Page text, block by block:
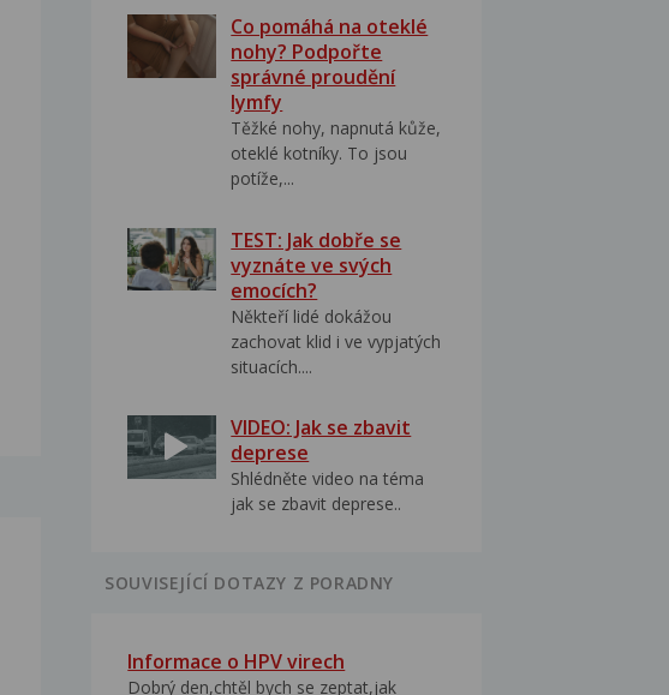
Co pomáhá na oteklé
nohy? Podpořte
správné proudění
lymfy
Těžké nohy, napnutá kůže,
oteklé kotníky. To jsou
potíže,...
TEST: Jak dobře se
vyznáte ve svých
emocích?
Někteří lidé dokážou
zachovat klid i ve vypjatých
situacích....
VIDEO: Jak se zbavit
deprese
Shlédněte video na téma
jak se zbavit deprese..
SOUVISEJÍCÍ DOTAZY Z PORADNY
Informace o HPV virech
Dobrý den,chtěl bych se zeptat,jak